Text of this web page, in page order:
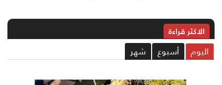
الاکثر قراءة
أسبوع شهر